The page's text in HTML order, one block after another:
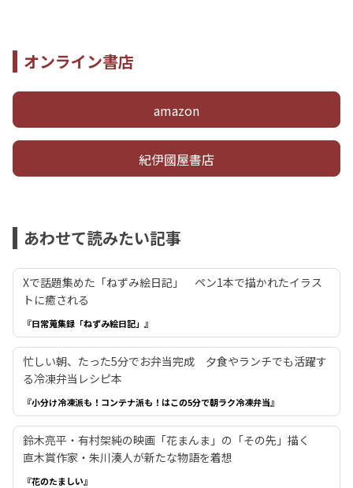
オンライン書店
amazon
紀伊國屋書店
あわせて読みたい記事
Xで話題集めた「ねずみ絵日記」 ペン1本で描かれたイラス
トに癒される
『日常蒐集録「ねずみ絵日記」』
忙しい朝、たった5分でお弁当完成 夕食やランチでも活躍す
る冷凍弁当レシピ本
『小分け冷凍派も！コンテナ派も！はこの5分で朝ラク冷凍弁当』
鈴木亮平・有村架純の映画「花まんま」の「その先」描く
直木賞作家・朱川湊人が新たな物語を着想
『花のたましい』